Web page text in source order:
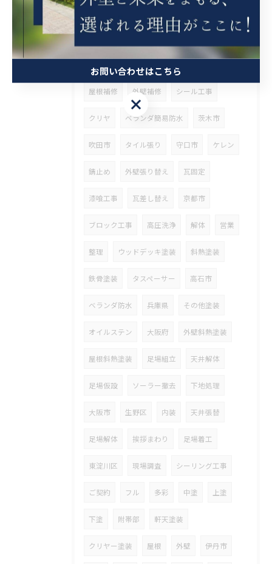
タグ Tags
屋根補修 外壁補修 シール工事
クリヤ ベランダ簡易防水 茨木市
吹田市 タイル張り 守口市 ケレン
錆止め 外壁張り替え 瓦固定
漆喰工事 瓦差し替え 京都市
ブロック工事 高圧洗浄 解体 営業
整理 ウッドデッキ塗装 斜熱塗装
鉄骨塗装 タスペーサー 高石市
ベランダ防水 兵庫県 その他塗装
オイルステン 大阪府 外壁斜熱塗装
屋根斜熱塗装 足場組立 天井解体
足場仮設 ソーラー撤去 下地処理
大阪市 生野区 内装 天井張替
足場解体 挨拶まわり 足場着工
東淀川区 現場調査 シーリング工事
ご契約 フル 多彩 中塗 上塗
下塗 附帯部 軒天塗装
クリヤー塗装 屋根 外壁 伊丹市
お問い合わせはこちら
お問い合わせはこちら